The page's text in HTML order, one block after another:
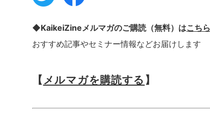
◆KaikeiZineメルマガのご購読（無料）はこちら
おすすめ記事やセミナー情報などお届けします
【 メルマガを購読する 】